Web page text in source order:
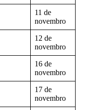
11 de
novembro
12 de
novembro
16 de
novembro
17 de
novembro